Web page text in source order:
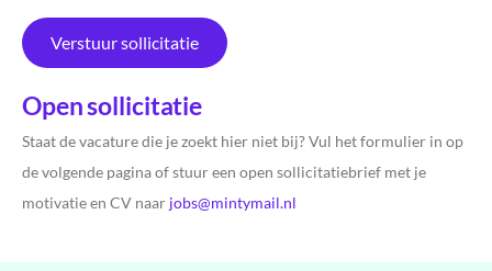
Open sollicitatie
Staat de vacature die je zoekt hier niet bij? Vul het formulier in op
de volgende pagina of stuur een open sollicitatiebrief met je
motivatie en CV naar jobs@mintymail.nl
Verstuur sollicitatie